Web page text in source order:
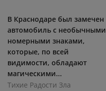
В Краснодаре был замечен
автомобиль с необычными
номерными знаками,
которые, по всей
видимости, обладают
магическими...
Тихие Радости Зла